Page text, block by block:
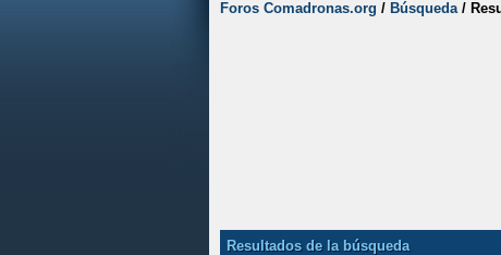
Foros Comadronas.org / Búsqueda/
Resultados de la búsqueda